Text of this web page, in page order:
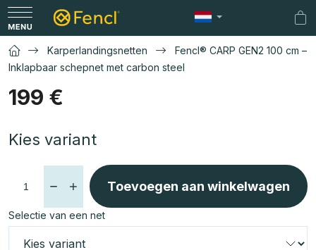
Overslaan
naar
inhoud
Karperlandingsnetten
Fencl® CARP GEN2 100 cm –
Inklapbaar schepnet met carbon steel
199 €
prijs:
Kies variant
Selectie van een net
Toevoegen aan winkelwagen